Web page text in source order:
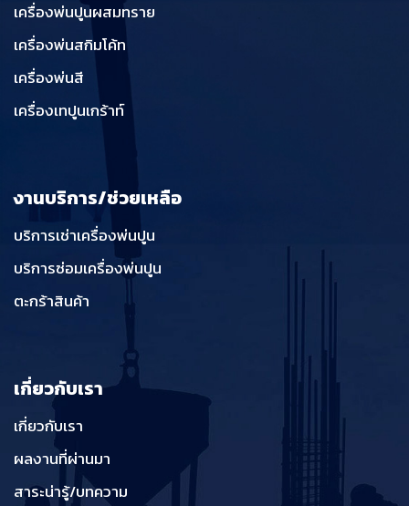
เครื่องพ่นปูนผสมทราย
เครื่องพ่นสกิมโค้ท
เครื่องพ่นสี
เครื่องเทปูนเกร้าท์
งานบริการ/ช่วยเหลือ
บริการเช่าเครื่องพ่นปูน
บริการซ่อมเครื่องพ่นปูน
ตะกร้าสินค้า
เกี่ยวกับเรา
เกี่ยวกับเรา
ผลงานที่ผ่านมา
สาระน่ารู้/บทความ